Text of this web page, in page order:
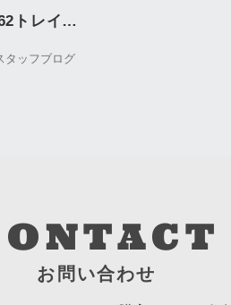
トレイ
タッフブログ
お問い合わせ